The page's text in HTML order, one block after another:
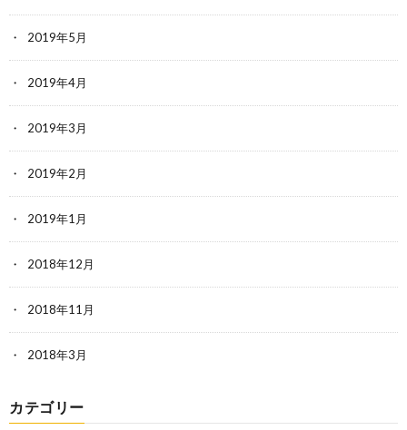
2019年5月
2019年4月
2019年3月
2019年2月
2019年1月
2018年12月
2018年11月
2018年3月
カテゴリー